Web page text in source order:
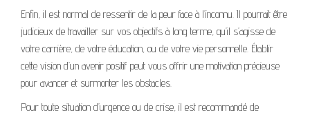
Enfin, il est normal de ressentir de la peur face à l’inconnu. Il pourrait être
judicieux de travailler sur vos objectifs à long terme, qu’il s’agisse de
votre carrière, de votre éducation, ou de votre vie personnelle. Établir
cette vision d’un avenir positif peut vous offrir une motivation précieuse
pour avancer et surmonter les obstacles.
Pour toute situation d’urgence ou de crise, il est recommandé de